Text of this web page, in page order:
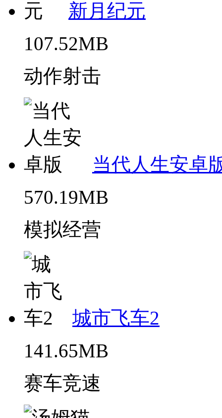
新月纪元
107.52MB
动作射击
当代人生安卓
570.19MB
模拟经营
城市飞车2
141.65MB
赛车竞速